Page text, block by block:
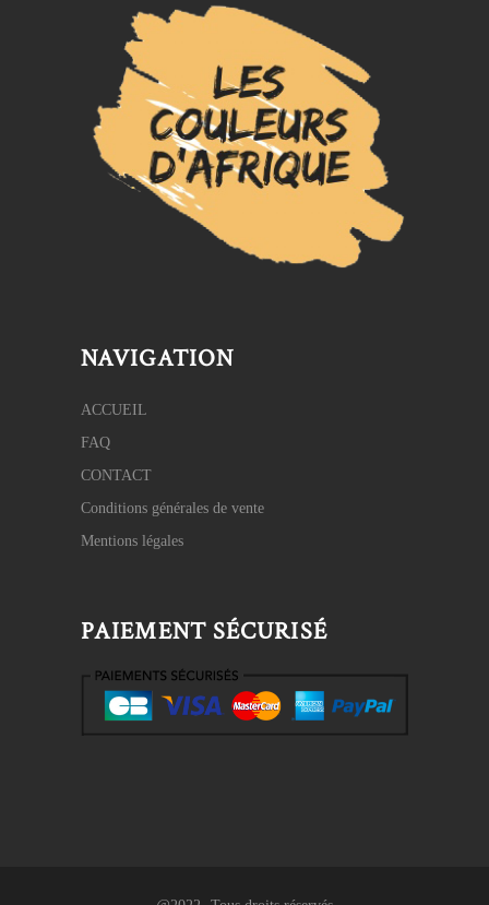
NAVIGATION
ACCUEIL
FAQ
CONTACT
Conditions générales de vente
Mentions légales
PAIEMENT SÉCURISÉ